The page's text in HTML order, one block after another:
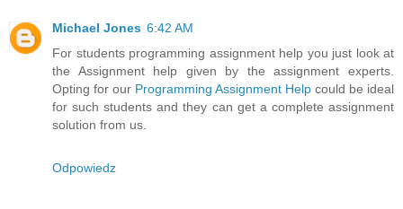
Michael Jones 6:42 AM
For students programming assignment help you just look at
the Assignment help given by the assignment experts.
Opting for our Programming Assignment Help could be ideal
for such students and they can get a complete assignment
solution from us.
Odpowiedz